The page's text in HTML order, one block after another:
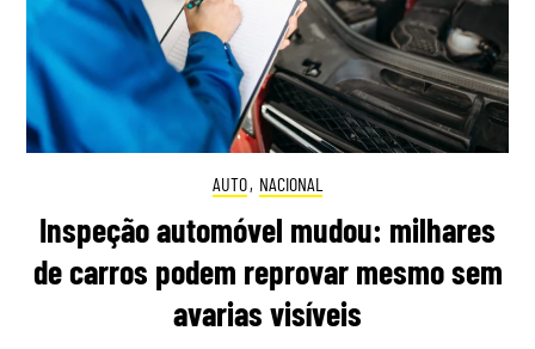
AUTO, NACIONAL
Inspeção automóvel mudou: milhares
de carros podem reprovar mesmo sem
avarias visíveis